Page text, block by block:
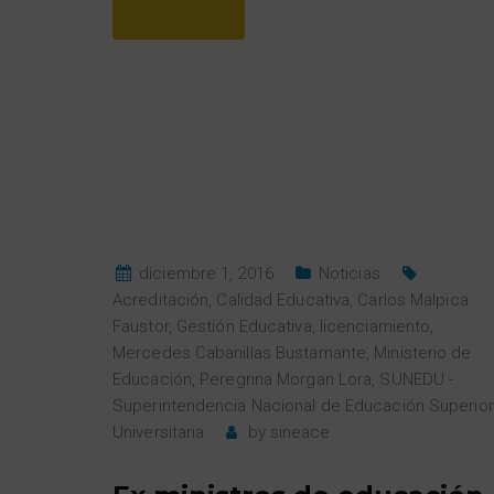
diciembre 1, 2016
Noticias
Acreditación, Calidad Educativa, Carlos Malpica
Faustor, Gestión Educativa, licenciamiento,
Mercedes Cabanillas Bustamante, Ministerio de
Educación, Peregrina Morgan Lora, SUNEDU -
Superintendencia Nacional de Educación Superior
Universitaria
by sineace